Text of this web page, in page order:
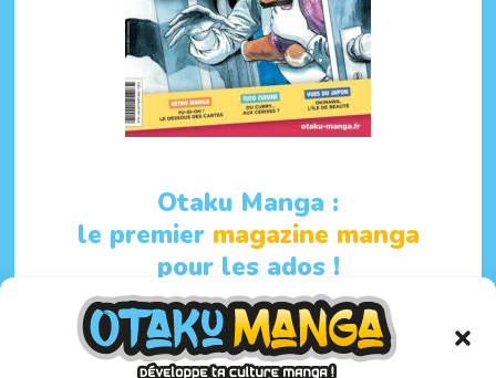
Otaku Manga :
le premier magazine manga
pour les ados !
6 N° PAR AN 10-17 ANS